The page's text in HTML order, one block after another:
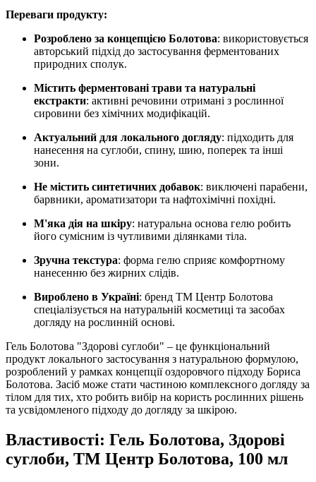
Переваги продукту:
Розроблено за концепцією Болотова: використовується
авторський підхід до застосування ферментованих
природних сполук.
Містить ферментовані трави та натуральні
екстракти: активні речовини отримані з рослинної
сировини без хімічних модифікацій.
Актуальний для локального догляду: підходить для
нанесення на суглоби, спину, шию, поперек та інші
зони.
Не містить синтетичних добавок: виключені парабени,
барвники, ароматизатори та нафтохімічні похідні.
М'яка дія на шкіру: натуральна основа гелю робить
його сумісним із чутливими ділянками тіла.
Зручна текстура: форма гелю сприяє комфортному
нанесенню без жирних слідів.
Вироблено в Україні: бренд ТМ Центр Болотова
спеціалізується на натуральній косметиці та засобах
догляду на рослинній основі.
Гель Болотова "Здорові суглоби" – це функціональний
продукт локального застосування з натуральною формулою,
розроблений у рамках концепції оздоровчого підходу Бориса
Болотова. Засіб може стати частиною комплексного догляду за
тілом для тих, хто робить вибір на користь рослинних рішень
та усвідомленого підходу до догляду за шкірою.
Властивості: Гель Болотова, Здорові
суглоби, ТМ Центр Болотова, 100 мл